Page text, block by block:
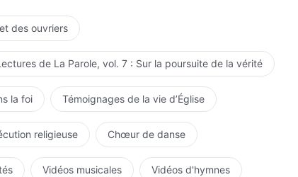
de la façon dont Dieu S'est incarné pour
à cette époque, la façon dont l'Esprit est
choses que l'homme ne peut voir ni toucher. Il
qu'Il est Dieu incarné. Ainsi, la distinction ne
tangibles à l'homme. Cela seul est réel. C'est
ces choses ne sont connues clairement que par
pas tout ; tu ne peux vérifier s'Il est Dieu qu'à
voir que, premièrement, Il est capable d'ouvrir
la vie de l'homme et de montrer à l'homme le
même. Tout au moins, l'œuvre qu'Il fait peut
des ouvriers
de La Parole, vol. 7 : Sur la poursuite de la vérité
la foi Témoignages de la vie d’Église
religieuse Chœur de danse
Vidéos musicales Vidéos d'hymnes